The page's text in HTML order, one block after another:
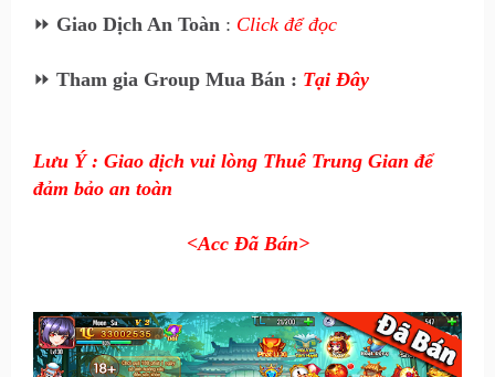
⏩ Giao Dịch An Toàn : Click để đọc
⏩ Tham gia Group Mua Bán : Tại Đây
Lưu Ý : Giao dịch vui lòng Thuê Trung Gian để
đảm bảo an toàn
<Acc Đã Bán>